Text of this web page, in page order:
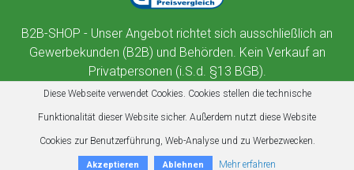
B2B-SHOP - Unser Angebot richtet sich ausschließlich an
Gewerbekunden (B2B) und Behörden. Kein Verkauf an
Privatpersonen (i.S.d. §13 BGB).
Diese Webseite verwendet Cookies. Cookies stellen die technische
Funktionalität dieser Website sicher. Außerdem nutzt diese Website
Cookies zur Benutzerführung, Web-Analyse und zu Werbezwecken.
Akzeptieren Ablehnen Mehr erfahren